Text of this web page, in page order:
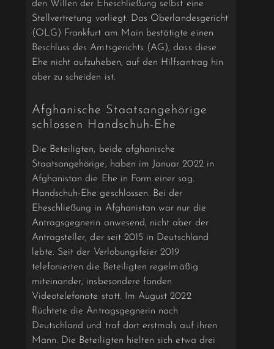
den Willen der Eheschließung selbst eine
Stellvertretung vorliegt. Das Oberlandesgericht
(OLG) Frankfurt am Main bestätigte einen
Beschluss des Amtsgerichts (AG), dass diese
Ehe nicht aufzuheben, auf den Hilfsantrag hin
aber zu scheiden ist.
Afghanische Staatsangehörige
schlossen Handschuh-Ehe
Die Beteiligten, beide afghanische
Staatsangehörige, haben im Januar 2022 in
Afghanistan die Ehe in Form einer sog.
Handschuh-Ehe geschlossen. Bei der
Eheschließung in Afghanistan war nur die
Antragsgegnerin anwesend, nicht aber der
Antragsteller, der seit 2015 in Deutschland
lebte. Seit der Verlobungsfeier 2019
telefonierten die Beteiligten regelmäßig
miteinander, insbesondere fanden
Videotelefonate statt. Im August 2022
flüchtete die Antragsgegnerin nach
Deutschland und traf dort erstmals auf ihren
Mann. Die Beteiligten hielten sich etwa drei